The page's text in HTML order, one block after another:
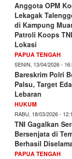
Anggota OPM
Lekagak
di Kampung
Patroli Koops
Lokasi
PAPUA TENGAH
SENIN, 13/04/2026 -
Bareskrim Polri
Palsu, Target
Lebaran
HUKUM
RABU, 18/03/2026 -
TNI Gagalkan
Bersenjata di
Berhasil
PAPUA TENGAH